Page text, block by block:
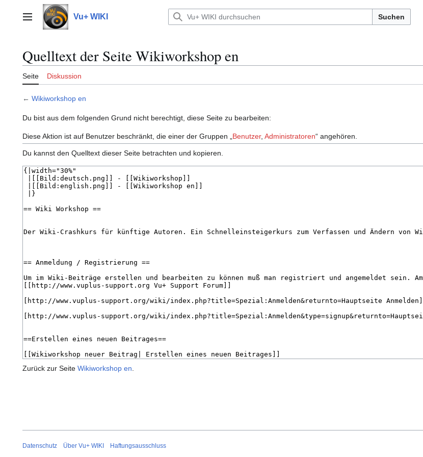
springenHauptmenü Vu+ WIKI Suchen
Quelltext der Seite Wikiworkshop en
Seite Diskussion
← Wikiworkshop en
Du bist aus dem folgenden Grund nicht berechtigt, diese Seite zu bearbeiten:
Diese Aktion ist auf Benutzer beschränkt, die einer der Gruppen „ Benutzer, Administratoren“ angehören.
Du kannst den Quelltext dieser Seite betrachten und kopieren.
Zurück zur Seite Wikiworkshop en.
Datenschutz Über Vu+ WIKI Haftungsausschluss